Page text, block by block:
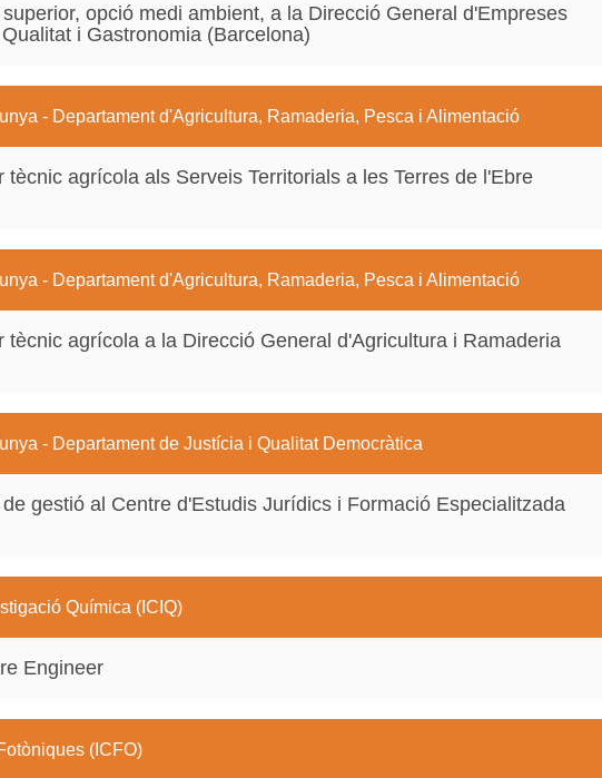
opció medi ambient, a la Direcció General d'Empreses
i Gastronomia (Barcelona)
- Departament d'Agricultura, Ramaderia, Pesca i Alimentació
tècnic agrícola als Serveis Territorials a les Terres de l'Ebre
- Departament d'Agricultura, Ramaderia, Pesca i Alimentació
tècnic agrícola a la Direcció General d'Agricultura i Ramaderia
- Departament de Justícia i Qualitat Democràtica
gestió al Centre d'Estudis Jurídics i Formació Especialitzada
Química (ICIQ)
Engineer
(ICFO)